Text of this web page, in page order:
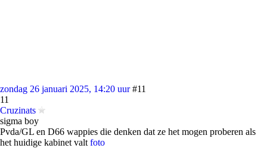
zondag 26 januari 2025, 14:20 uur #11
11
Cruzinats
sigma boy
Pvda/GL en D66 wappies die denken dat ze het mogen proberen als
het huidige kabinet valt foto